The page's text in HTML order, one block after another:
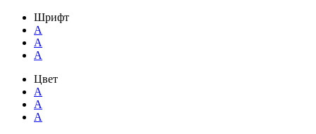
Шрифт
A
A
A
Цвет
A
A
A